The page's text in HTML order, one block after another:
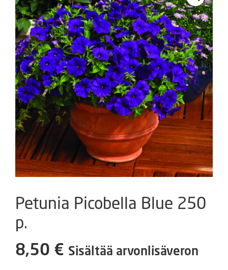
Petunia Picobella Blue 250
p.
8,50 € Sisältää arvonlisäveron